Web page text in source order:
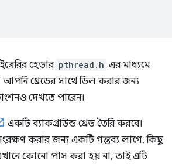
হেডার pthread.h এর মাধ্যমে
আপনি থ্রেডের সাথে ডিল করার জন্য
দেখতে পারেন।
একটি ব্যাকগ্রাউন্ড থ্রেড তৈরি করবে।
করার জন্য একটি গন্তব্য লাগে, কিছু
(এখানে কোনো পাস করা হয় না, তাই এটি